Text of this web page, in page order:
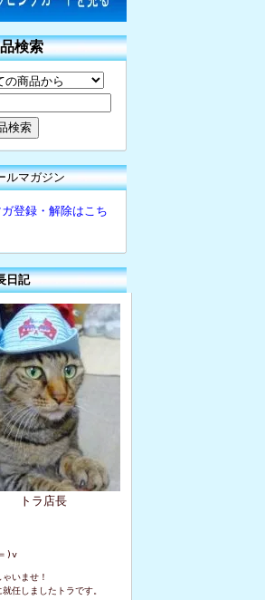
検索
ルマガジン
ガ登録・解除はこち
日記
トラ店長
)v
いませ！
任しましたトラです。